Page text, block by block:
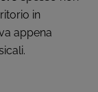
in
appena